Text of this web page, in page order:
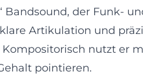
der Funk-
Artikulation und
nutzt er
pointieren.